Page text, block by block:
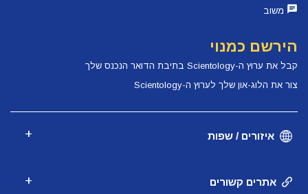
משוב
הירשם כמנוי
קבל את ערוץ ה-Scientology בתיבת הדואר הנכנס שלך
צור את הלוג-און שלך לערוץ ה-Scientology
איזורים / שפות
אתרים קשורים